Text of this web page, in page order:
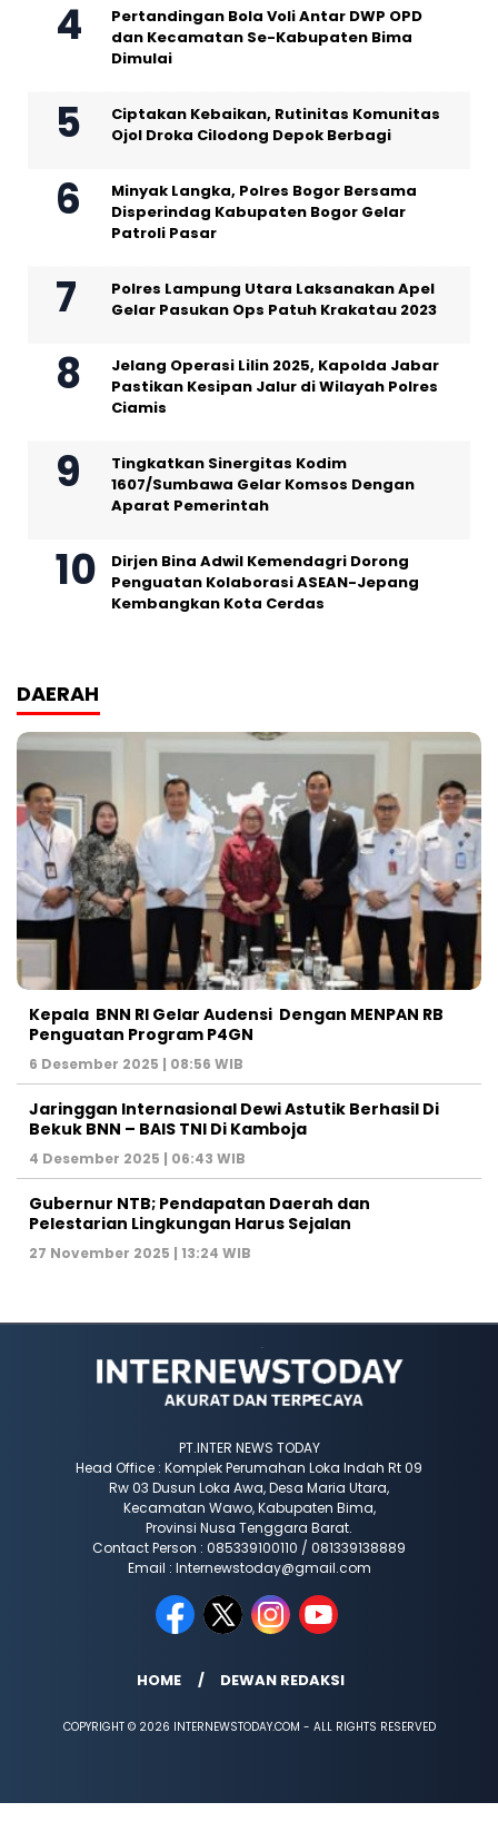
Pertandingan Bola Voli Antar DWP OPD
dan Kecamatan Se-Kabupaten Bima
Dimulai
Ciptakan Kebaikan, Rutinitas Komunitas
Ojol Droka Cilodong Depok Berbagi
Minyak Langka, Polres Bogor Bersama
Disperindag Kabupaten Bogor Gelar
Patroli Pasar
Polres Lampung Utara Laksanakan Apel
Gelar Pasukan Ops Patuh Krakatau 2023
Jelang Operasi Lilin 2025, Kapolda Jabar
Pastikan Kesipan Jalur di Wilayah Polres
Ciamis
Tingkatkan Sinergitas Kodim
1607/Sumbawa Gelar Komsos Dengan
Aparat Pemerintah
Dirjen Bina Adwil Kemendagri Dorong
Penguatan Kolaborasi ASEAN-Jepang
Kembangkan Kota Cerdas
DAERAH
Kepala BNN RI Gelar Audensi Dengan MENPAN RB
Penguatan Program P4GN
6 Desember 2025 | 08:56 WIB
Jaringgan Internasional Dewi Astutik Berhasil Di
Bekuk BNN – BAIS TNI Di Kamboja
4 Desember 2025 | 06:43 WIB
Gubernur NTB; Pendapatan Daerah dan
Pelestarian Lingkungan Harus Sejalan
27 November 2025 | 13:24 WIB
PT.INTER NEWS TODAY
Head Office : Komplek Perumahan Loka Indah Rt 09
Rw 03 Dusun Loka Awa, Desa Maria Utara,
Kecamatan Wawo, Kabupaten Bima,
Provinsi Nusa Tenggara Barat.
Contact Person : 085339100110 / 081339138889
Email : Internewstoday@gmail.com
HOME DEWAN REDAKSI
COPYRIGHT © 2026 INTERNEWSTODAY.COM - ALL RIGHTS RESERVED